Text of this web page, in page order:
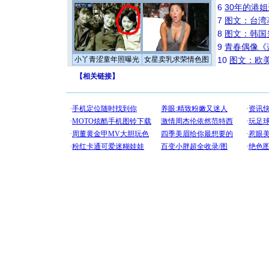
小丫青涩童年照曝光 女星卖乳求荣情色图
6 30年的港
7 图文：台
8 图文：韩
9 青春偶像《
10 图文：欧
【相关链接】